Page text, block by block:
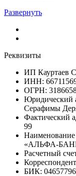
Развернуть
Реквизиты
ИП Кауртаев
ИНН:
ОГРН:
Юридический
Серафимы
Фактический
99
«АЛЬФА-
Расчетный
БИК: